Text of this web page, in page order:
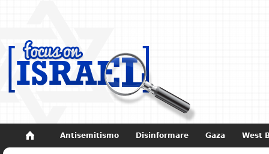
Antisemitismo Disinformare Gaza West